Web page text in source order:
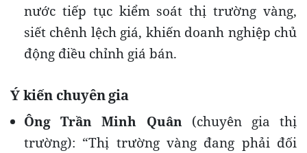
nước tiếp tục kiểm soát thị trường vàng,
siết chênh lệch giá, khiến doanh nghiệp chủ
động điều chỉnh giá bán.
Ý kiến chuyên gia
Ông Trần Minh Quân(chuyên gia thị
trường): “Thị trường vàng đang phải đối